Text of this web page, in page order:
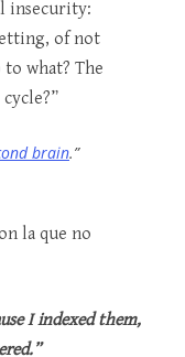
insecurity:
of not
what? The
brain.”
la que no
I indexed them,